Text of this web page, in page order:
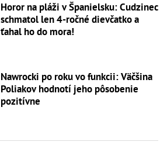
Horor na pláži v Španielsku: Cudzinec
schmatol len 4-ročné dievčatko a
ťahal ho do mora!
Nawrocki po roku vo funkcii: Väčšina
Poliakov hodnotí jeho pôsobenie
pozitívne